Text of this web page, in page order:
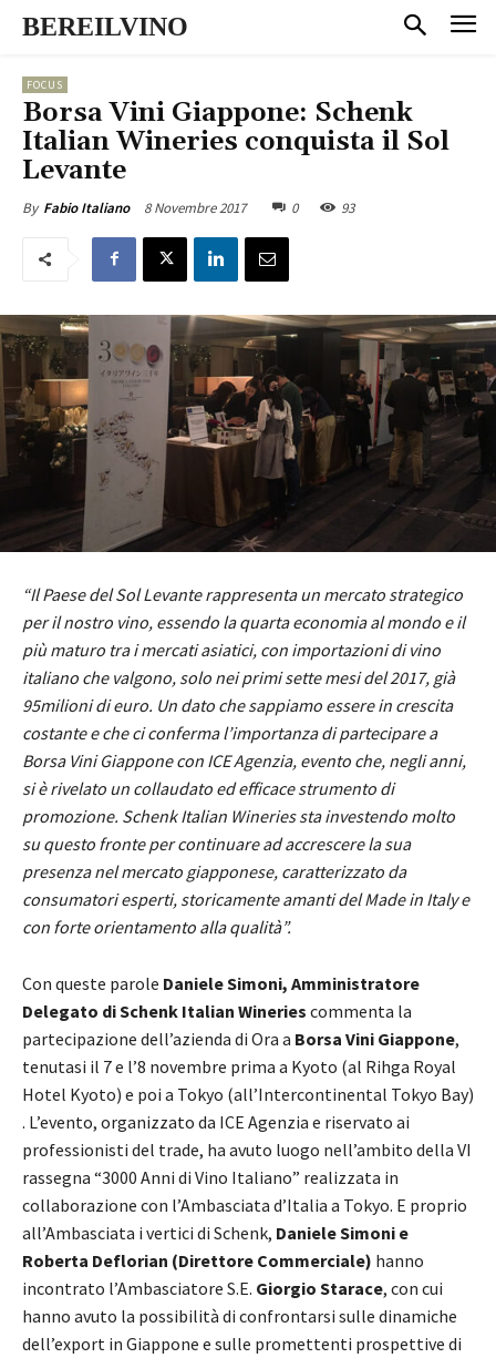
BEREILVINO
FOCUS
Borsa Vini Giappone: Schenk
Italian Wineries conquista il Sol
Levante
By Fabio Italiano 8 Novembre 2017 0 93
“Il Paese del Sol Levante rappresenta un mercato strategico
per il nostro vino, essendo la quarta economia al mondo e il
più maturo tra i mercati asiatici, con importazioni di vino
italiano che valgono, solo nei primi sette mesi del 2017, già
95milioni di euro. Un dato che sappiamo essere in crescita
costante e che ci conferma l’importanza di partecipare a
Borsa Vini Giappone con ICE Agenzia, evento che, negli anni,
si è rivelato un collaudato ed efficace strumento di
promozione. Schenk Italian Wineries sta investendo molto
su questo fronte per continuare ad accrescere la sua
presenza nel mercato giapponese, caratterizzato da
consumatori esperti, storicamente amanti del Made in Italy e
con forte orientamento alla qualità”.
Con queste parole Daniele Simoni, Amministratore
Delegato di Schenk Italian Wineries commenta la
partecipazione dell’azienda di Ora a Borsa Vini Giappone,
tenutasi il 7 e l’8 novembre prima a Kyoto (al Rihga Royal
Hotel Kyoto) e poi a Tokyo (all’Intercontinental Tokyo Bay)
. L’evento, organizzato da ICE Agenzia e riservato ai
professionisti del trade, ha avuto luogo nell’ambito della VI
rassegna “3000 Anni di Vino Italiano” realizzata in
collaborazione con l’Ambasciata d’Italia a Tokyo. E proprio
all’Ambasciata i vertici di Schenk, Daniele Simoni e
Roberta Deflorian (Direttore Commerciale) hanno
incontrato l’Ambasciatore S.E. Giorgio Starace, con cui
hanno avuto la possibilità di confrontarsi sulle dinamiche
dell’export in Giappone e sulle promettenti prospettive di